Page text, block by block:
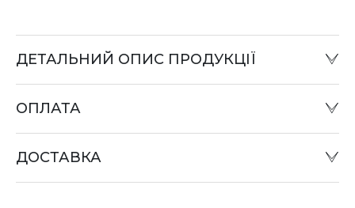
ДЕТАЛЬНИЙ ОПИС ПРОДУКЦІЇ
или при отправке «Наложенным платежом» в
ОПЛАТА
ДОСТАВКА